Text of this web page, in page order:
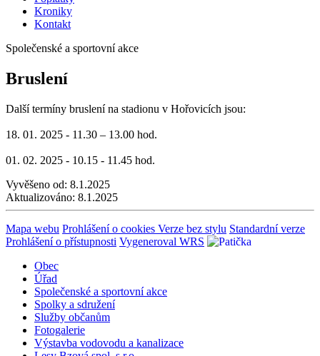
Kroniky
Kontakt
Společenské a sportovní akce
Bruslení
Další termíny bruslení na stadionu v Hořovicích jsou:
18. 01. 2025 - 11.30 – 13.00 hod.
01. 02. 2025 - 10.15 - 11.45 hod.
Vyvěšeno od: 8.1.2025
Aktualizováno: 8.1.2025
Mapa webu Prohlášení o cookies Verze bez stylu Standardní verze
Prohlášení o přístupnosti Vygeneroval WRS
Obec
Úřad
Společenské a sportovní akce
Spolky a sdružení
Služby občanům
Fotogalerie
Výstavba vodovodu a kanalizace